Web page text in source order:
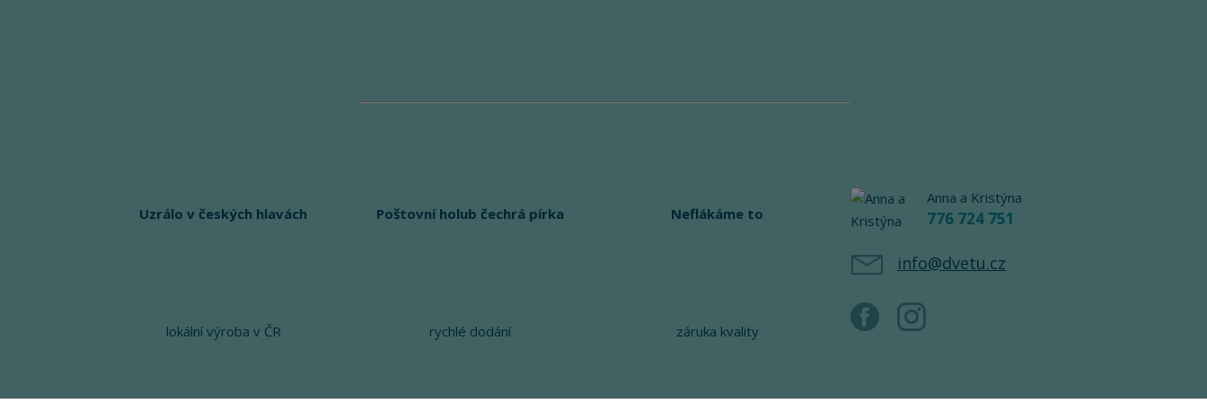
Uzrálo v českých hlavách
lokální výroba v ČR
Poštovní holub čechrá pírka
rychlé dodání
Neflákáme to
záruka kvality
Anna a Kristýna
776 724 751
info@dvetu.cz